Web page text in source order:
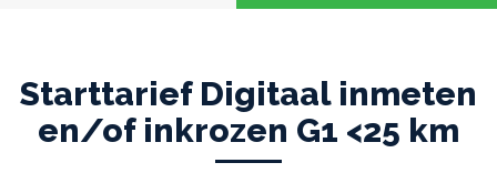
Starttarief Digitaal inmeten
en/of inkrozen G1 <25 km